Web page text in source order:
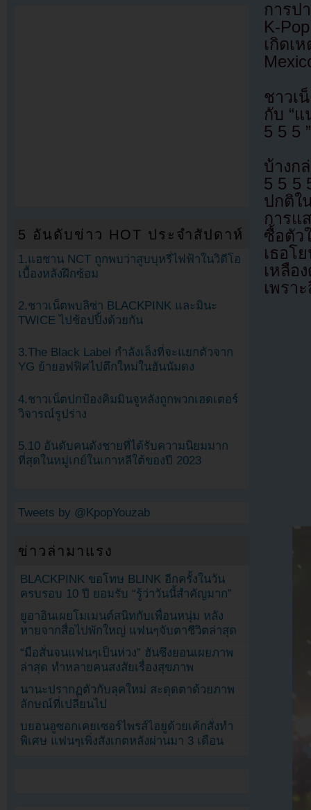
การป
K-
เกิดเ
ชาวเ
กับ “
5 5 5
บ้างก
5 5 5
ปกติใ
การแ
ซื้อตัว
เธอโ
เหลือ
เพรา
5 อันดับข่าว HOT ประจำสัปดาห์
1.แฮชาน NCT ถูกพบว่าสูบบุหรี่ไฟฟ้าในวิดีโอ
เบื้องหลังฝึกซ้อม
2.ชาวเน็ตพบลิซ่า BLACKPINK และมินะ
TWICE ไปช้อปปิ้งด้วยกัน
3.The Black Label กำลังเล็งที่จะแยกตัวจาก
YG ย้ายอฟฟิศไปตึกใหม่ในฮันนัมดง
4.ชาวเน็ตปกป้องคิมมินจูหลังถูกพวกเฮดเตอร์
วิจารณ์รูปร่าง
5.10 อันดับคนดังชายที่ได้รับความนิยมมาก
ที่สุดในหมู่เกย์ในเกาหลีใต้ของปี 2023
Tweets by @KpopYouzab
ข่าวล่ามาแรง
BLACKPINK ขอโทษ BLINK อีกครั้งในวัน
ครบรอบ 10 ปี ยอมรับ “รู้ว่าวันนี้สำคัญมาก”
ยูอาอินเผยโมเมนต์สนิทกับเพื่อนหนุ่ม หลัง
หายจากสื่อไปพักใหญ่ แฟนๆจับตาชีวิตล่าสุด
“มือสั่นจนแฟนๆเป็นห่วง” ฮันซึงยอนเผยภาพ
ล่าสุด ทำหลายคนสงสัยเรื่องสุขภาพ
นานะปรากฏตัวกับลุคใหม่ สะดุดตาด้วยภาพ
ลักษณ์ที่เปลี่ยนไป
บยอนอูซอกเคยเซอร์ไพรส์ไอยูด้วยเค้กสั่งทำ
พิเศษ แฟนๆเพิ่งสังเกตหลังผ่านมา 3 เดือน